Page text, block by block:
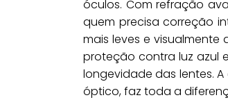
óculos. Com refração
quem precisa correção
mais leves e visualmente
proteção contra luz azul
longevidade das lentes.
óptico, faz toda a